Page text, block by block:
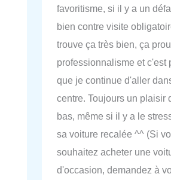
favoritisme, si il y a un
bien contre visite
trouve ça très bien, ça
professionnalisme et c'est
que je continue d'aller
centre. Toujours un plaisir
bas, même si il y a le
sa voiture recalée ^^ (Si
souhaitez acheter une
d'occasion, demandez à